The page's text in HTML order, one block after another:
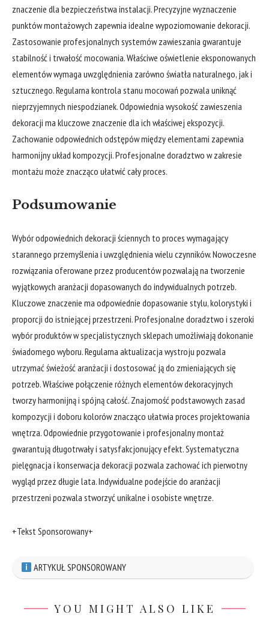
znaczenie dla bezpieczeństwa instalacji. Precyzyjne wyznaczenie
punktów montażowych zapewnia idealne wypoziomowanie dekoracji.
Zastosowanie profesjonalnych systemów zawieszania gwarantuje
stabilność i trwałość mocowania. Właściwe oświetlenie eksponowanych
elementów wymaga uwzględnienia zarówno światła naturalnego, jak i
sztucznego. Regularna kontrola stanu mocowań pozwala uniknąć
nieprzyjemnych niespodzianek. Odpowiednia wysokość zawieszenia
dekoracji ma kluczowe znaczenie dla ich właściwej ekspozycji.
Zachowanie odpowiednich odstępów między elementami zapewnia
harmonijny układ kompozycji. Profesjonalne doradztwo w zakresie
montażu może znacząco ułatwić cały proces.
Podsumowanie
Wybór odpowiednich dekoracji ściennych to proces wymagający
starannego przemyślenia i uwzględnienia wielu czynników. Nowoczesne
rozwiązania oferowane przez producentów pozwalają na tworzenie
wyjątkowych aranżacji dopasowanych do indywidualnych potrzeb.
Kluczowe znaczenie ma odpowiednie dopasowanie stylu, kolorystyki i
proporcji do istniejącej przestrzeni. Profesjonalne doradztwo i szeroki
wybór produktów w specjalistycznych sklepach umożliwiają dokonanie
świadomego wyboru. Regularna aktualizacja wystroju pozwala
utrzymać świeżość aranżacji i dostosować ją do zmieniających się
potrzeb. Właściwe połączenie różnych elementów dekoracyjnych
tworzy harmonijną i spójną całość. Znajomość podstawowych zasad
kompozycji i doboru kolorów znacząco ułatwia proces projektowania
wnętrza. Odpowiednie przygotowanie i profesjonalny montaż
gwarantują długotrwały i satysfakcjonujący efekt. Systematyczna
pielęgnacja i konserwacja dekoracji pozwala zachować ich pierwotny
wygląd przez długie lata. Indywidualne podejście do aranżacji
przestrzeni pozwala stworzyć unikalne i osobiste wnętrze.
+Tekst Sponsorowany+
ARTYKUŁ SPONSOROWANY
YOU MIGHT ALSO LIKE